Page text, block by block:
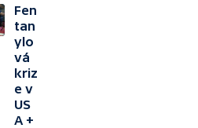
Fen
tan
ylo
vá
kriz
e v
US
A +